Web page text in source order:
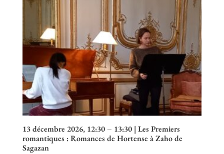
13 décembre 2026, 12:30 – 13:30 | Les Premiers
romantiques : Romances de Hortense à Zaho de
Sagazan